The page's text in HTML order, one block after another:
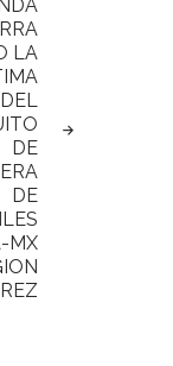
LA
DE
DE
MX